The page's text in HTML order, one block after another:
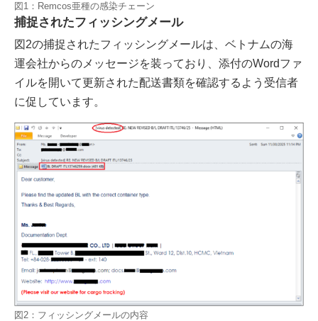
図1：Remcos亜種の感染チェーン
捕捉されたフィッシングメール
図2の捕捉されたフィッシングメールは、ベトナムの海
運会社からのメッセージを装っており、添付のWordファ
イルを開いて更新された配送書類を確認するよう受信者
に促しています。
図2：フィッシングメールの内容